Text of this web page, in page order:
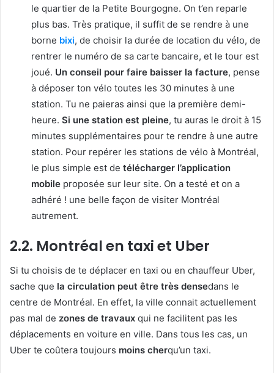
le quartier de la Petite Bourgogne. On t’en reparle
plus bas. Très pratique, il suffit de se rendre à une
borne bixi, de choisir la durée de location du vélo, de
rentrer le numéro de sa carte bancaire, et le tour est
joué. Un conseil pour faire baisser la facture, pense
à déposer ton vélo toutes les 30 minutes à une
station. Tu ne paieras ainsi que la première demi-
heure. Si une station est pleine, tu auras le droit à 15
minutes supplémentaires pour te rendre à une autre
station. Pour repérer les stations de vélo à Montréal,
le plus simple est de télécharger l’application
mobile proposée sur leur site. On a testé et on a
adhéré ! une belle façon de visiter Montréal
autrement.
2.2. Montréal en taxi et Uber
Si tu choisis de te déplacer en taxi ou en chauffeur Uber,
sache que la circulation peut être très densedans le
centre de Montréal. En effet, la ville connait actuellement
pas mal de zones de travaux qui ne facilitent pas les
déplacements en voiture en ville. Dans tous les cas, un
Uber te coûtera toujours moins cherqu’un taxi.